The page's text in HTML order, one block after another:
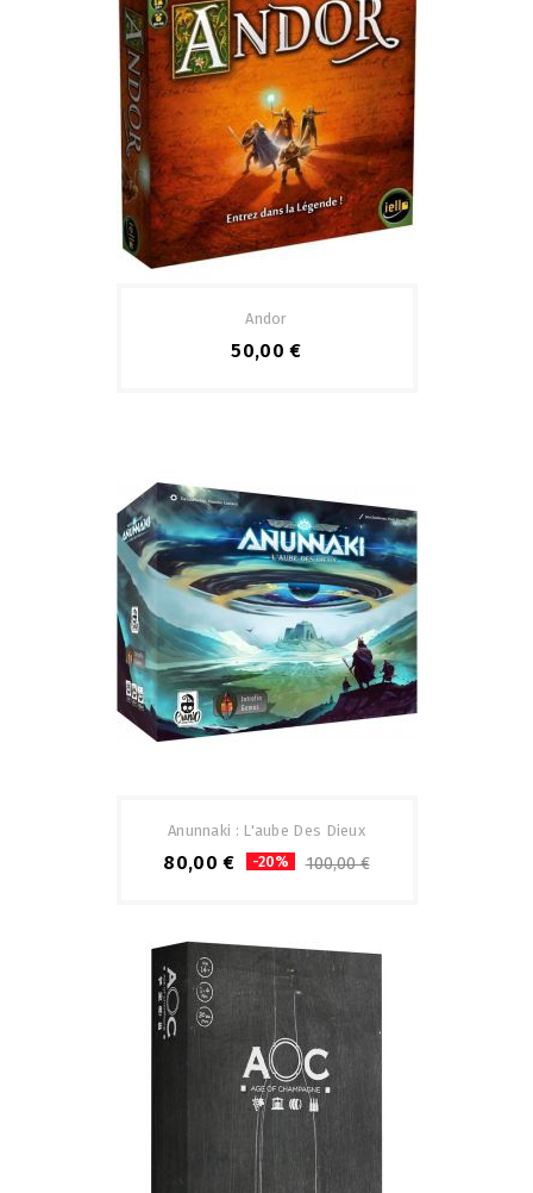
Andor
50,00 €
Anunnaki : L'aube Des Dieux
80,00 € -20% 100,00 €